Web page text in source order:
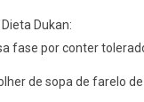
Dukan:
fase por conter
de sopa de farelo